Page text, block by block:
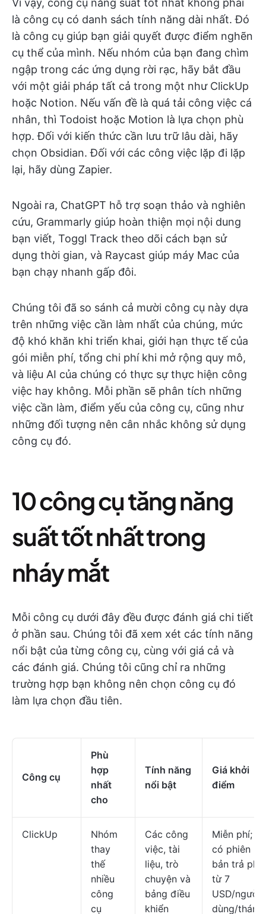
Vì vậy, công cụ năng suất tốt nhất không phải
là công cụ có danh sách tính năng dài nhất. Đó
là công cụ giúp bạn giải quyết được điểm nghẽn
cụ thể của mình. Nếu nhóm của bạn đang chìm
ngập trong các ứng dụng rời rạc, hãy bắt đầu
với một giải pháp tất cả trong một như ClickUp
hoặc Notion. Nếu vấn đề là quá tải công việc cá
nhân, thì Todoist hoặc Motion là lựa chọn phù
hợp. Đối với kiến thức cần lưu trữ lâu dài, hãy
chọn Obsidian. Đối với các công việc lặp đi lặp
lại, hãy dùng Zapier.
Ngoài ra, ChatGPT hỗ trợ soạn thảo và nghiên
cứu, Grammarly giúp hoàn thiện mọi nội dung
bạn viết, Toggl Track theo dõi cách bạn sử
dụng thời gian, và Raycast giúp máy Mac của
bạn chạy nhanh gấp đôi.
Chúng tôi đã so sánh cả mười công cụ này dựa
trên những việc cần làm nhất của chúng, mức
độ khó khăn khi triển khai, giới hạn thực tế của
gói miễn phí, tổng chi phí khi mở rộng quy mô,
và liệu AI của chúng có thực sự thực hiện công
việc hay không. Mỗi phần sẽ phân tích những
việc cần làm, điểm yếu của công cụ, cũng như
những đối tượng nên cân nhắc không sử dụng
công cụ đó.
10 công cụ tăng năng
suất tốt nhất trong
nháy mắt
Mỗi công cụ dưới đây đều được đánh giá chi tiết
ở phần sau. Chúng tôi đã xem xét các tính năng
nổi bật của từng công cụ, cùng với giá cả và
các đánh giá. Chúng tôi cũng chỉ ra những
trường hợp bạn không nên chọn công cụ đó
làm lựa chọn đầu tiên.
Công cụ
Phù
hợp
nhất
cho
Tính năng
nổi bật
Giá khởi
điểm
ClickUp
Nhóm
thay
thế
nhiều
công
cụ
Các công
việc, tài
liệu, trò
chuyện và
bảng điều
khiển
Miễn phí;
có phiên
bản trả phí
từ 7
USD/người
dùng/tháng